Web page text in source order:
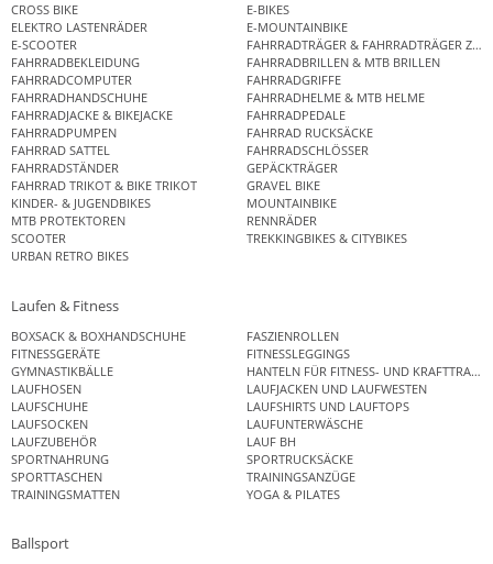
CROSS BIKE
E-BIKES
ELEKTRO LASTENRÄDER
E-MOUNTAINBIKE
E-SCOOTER
FAHRRADTRÄGER & FAHRRADTRÄGER
FAHRRADBEKLEIDUNG
FAHRRADBRILLEN & MTB BRILLEN
FAHRRADCOMPUTER
FAHRRADGRIFFE
FAHRRADHANDSCHUHE
FAHRRADHELME & MTB HELME
FAHRRADJACKE & BIKEJACKE
FAHRRADPEDALE
FAHRRADPUMPEN
FAHRRAD RUCKSÄCKE
FAHRRAD SATTEL
FAHRRADSCHLÖSSER
FAHRRADSTÄNDER
GEPÄCKTRÄGER
FAHRRAD TRIKOT & BIKE TRIKOT
GRAVEL BIKE
KINDER- & JUGENDBIKES
MOUNTAINBIKE
MTB PROTEKTOREN
RENNRÄDER
SCOOTER
TREKKINGBIKES & CITYBIKES
URBAN RETRO BIKES
Laufen & Fitness
BOXSACK & BOXHANDSCHUHE
FASZIENROLLEN
FITNESSGERÄTE
FITNESSLEGGINGS
GYMNASTIKBÄLLE
HANTELN FÜR FITNESS- UND
LAUFHOSEN
LAUFJACKEN UND LAUFWESTEN
LAUFSCHUHE
LAUFSHIRTS UND LAUFTOPS
LAUFSOCKEN
LAUFUNTERWÄSCHE
LAUFZUBEHÖR
LAUF BH
SPORTNAHRUNG
SPORTRUCKSÄCKE
SPORTTASCHEN
TRAININGSANZÜGE
TRAININGSMATTEN
YOGA & PILATES
Ballsport